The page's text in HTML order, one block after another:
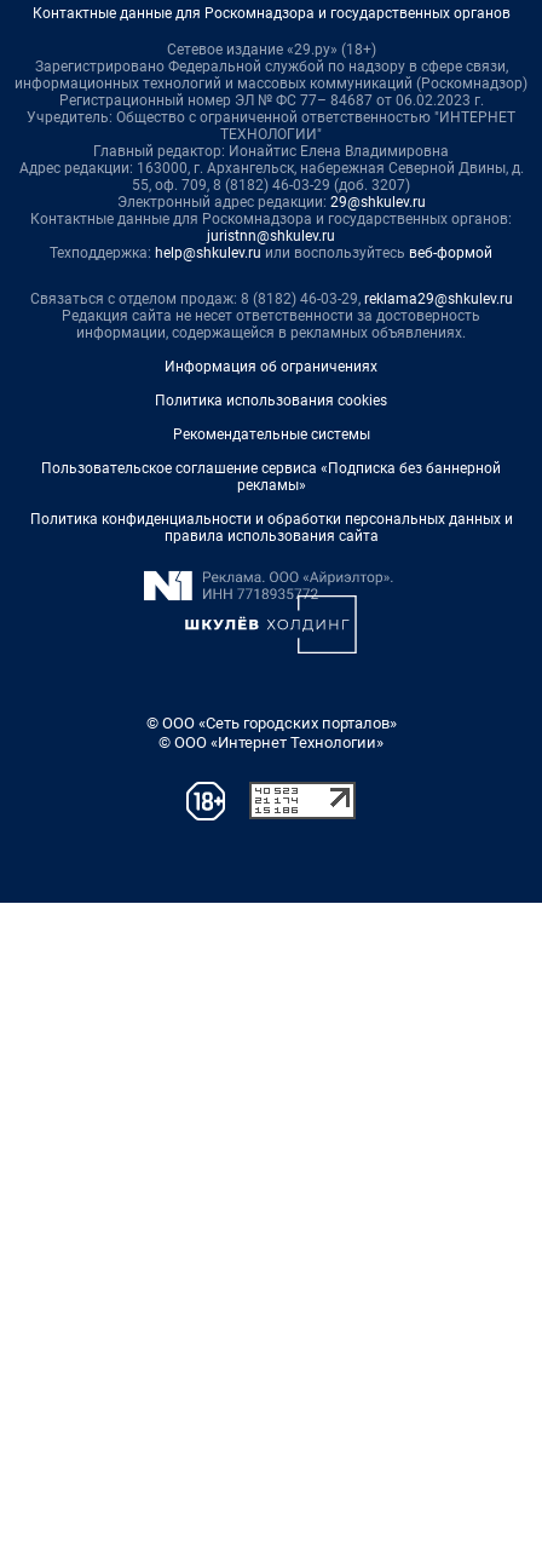
Контактные данные для Роскомнадзора и государственных органов
Сетевое издание «29.ру» (18+)
Зарегистрировано Федеральной службой по надзору в сфере связи,
информационных технологий и массовых коммуникаций (Роскомнадзор)
Регистрационный номер ЭЛ № ФС 77– 84687 от 06.02.2023 г.
Учредитель: Общество с ограниченной ответственностью "ИНТЕРНЕТ
ТЕХНОЛОГИИ"
Главный редактор: Ионайтис Елена Владимировна
Адрес редакции: 163000, г. Архангельск, набережная Северной Двины, д.
55, оф. 709, 8 (8182) 46-03-29 (доб. 3207)
Электронный адрес редакции: 29@shkulev.ru
Контактные данные для Роскомнадзора и государственных органов:
juristnn@shkulev.ru
Техподдержка: help@shkulev.ru или воспользуйтесь веб-формой
Связаться с отделом продаж: 8 (8182) 46-03-29, reklama29@shkulev.ru
Редакция сайта не несет ответственности за достоверность
информации, содержащейся в рекламных объявлениях.
Информация об ограничениях
Политика использования cookies
Рекомендательные системы
Пользовательское соглашение сервиса «Подписка без баннерной
рекламы»
Политика конфиденциальности и обработки персональных данных и
правила использования сайта
© ООО «Сеть городских порталов»
© ООО «Интернет Технологии»